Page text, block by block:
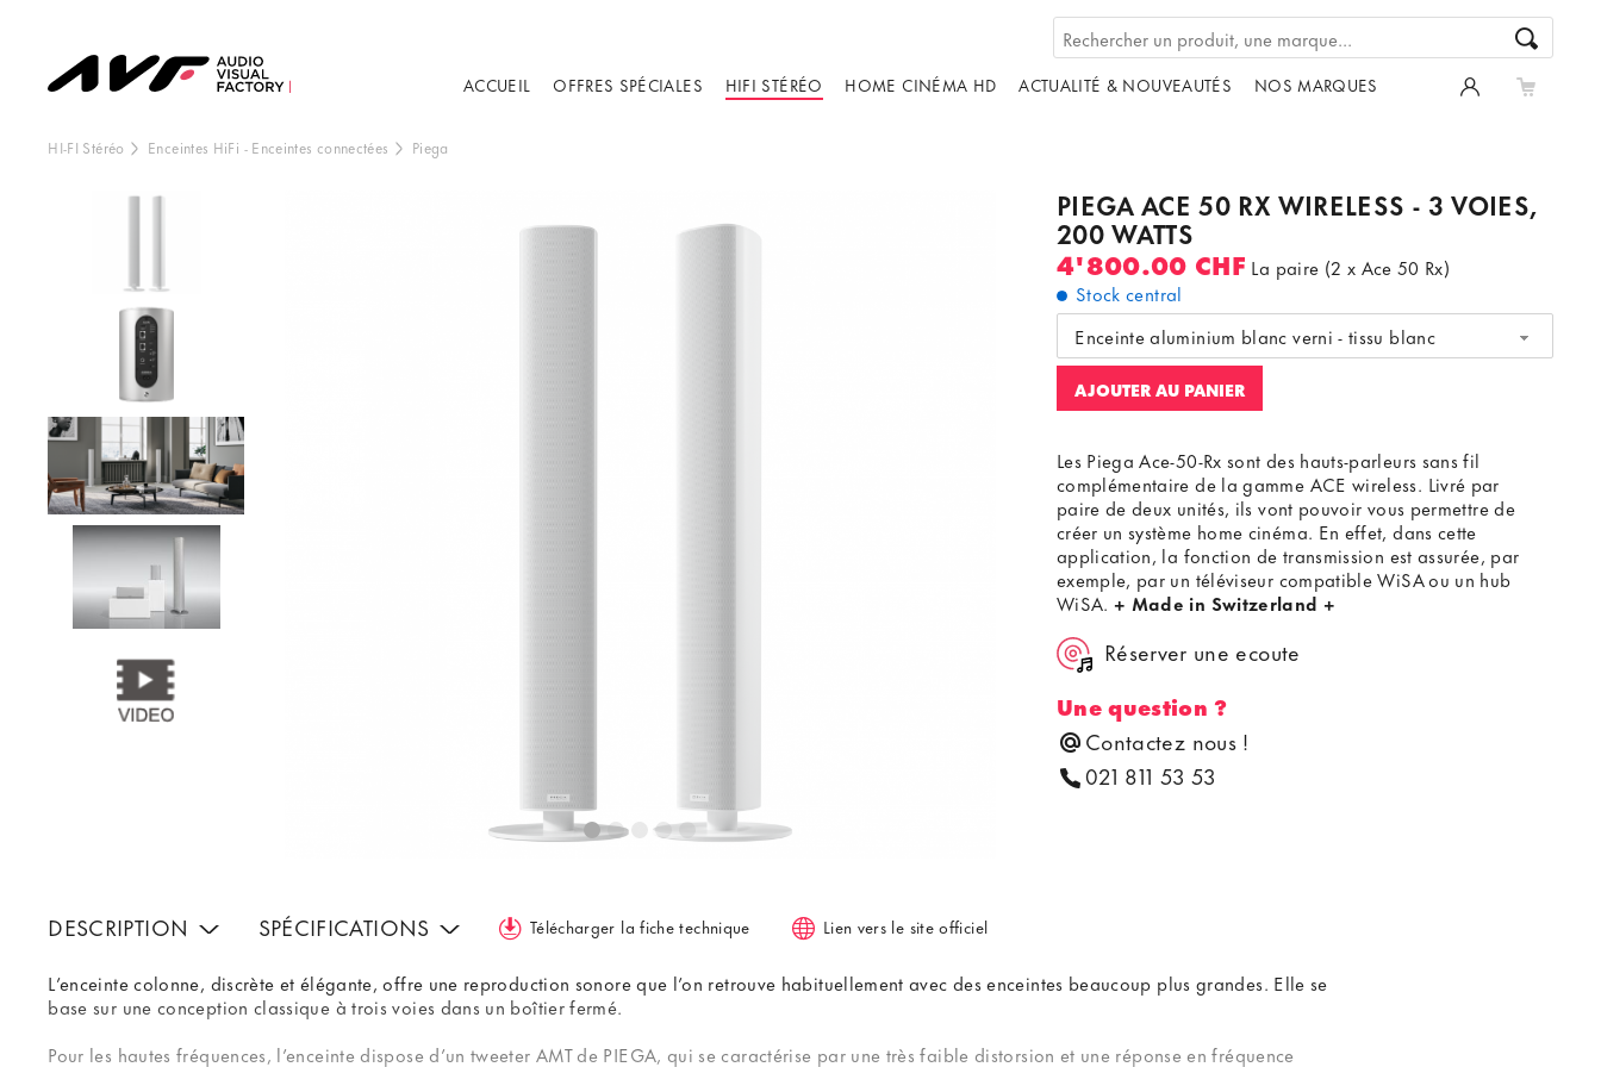
ACCUEIL OFFRES SPÉCIALES HIFI STÉRÉO HOME CINÉMA HD ACTUALITÉ & NOUVEAUTÉS NOS MARQUES
HI-FI Stéréo Enceintes HiFi - Enceintes connectées Piega
PIEGA ACE 50 RX WIRELESS - 3 VOIES,
200 WATTS
4'800.00 CHF La paire (2 x Ace 50 Rx)
Stock central
Enceinte aluminium blanc verni - tissu blanc
AJOUTER AU PANIER
Les Piega Ace-50-Rx sont des hauts-parleurs sans fil
complémentaire de la gamme ACE wireless. Livré par
paire de deux unités, ils vont pouvoir vous permettre de
créer un système home cinéma. En effet, dans cette
application, la fonction de transmission est assurée, par
exemple, par un téléviseur compatible WiSA ou un hub
WiSA. + Made in Switzerland +
Réserver une ecoute
Une question ?
Contactez nous !
021 811 53 53
DESCRIPTION
L’enceinte colonne, discrète et élégante, offre une reproduction sonore que l’on retrouve habituellement avec des enceintes beaucoup plus grandes. Elle se
base sur une conception classique à trois voies dans un boîtier fermé.
Pour les hautes fréquences, l’enceinte dispose d’un tweeter AMT de PIEGA, qui se caractérise par une très faible distorsion et une réponse en fréquence
SPÉCIFICATIONS Télécharger la fiche technique Lien vers le site officiel